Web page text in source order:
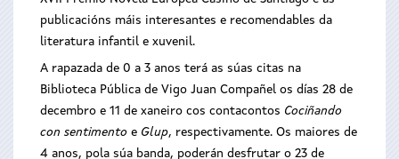
publicacións máis interesantes e recomendables da
literatura infantil e xuvenil.
A rapazada de 0 a 3 anos terá as súas citas na
Biblioteca Pública de Vigo Juan Compañel os días 28 de
decembro e 11 de xaneiro cos contacontos Cociñando
con sentimento e Glup, respectivamente. Os maiores de
4 anos, pola súa banda, poderán desfrutar o 23 de